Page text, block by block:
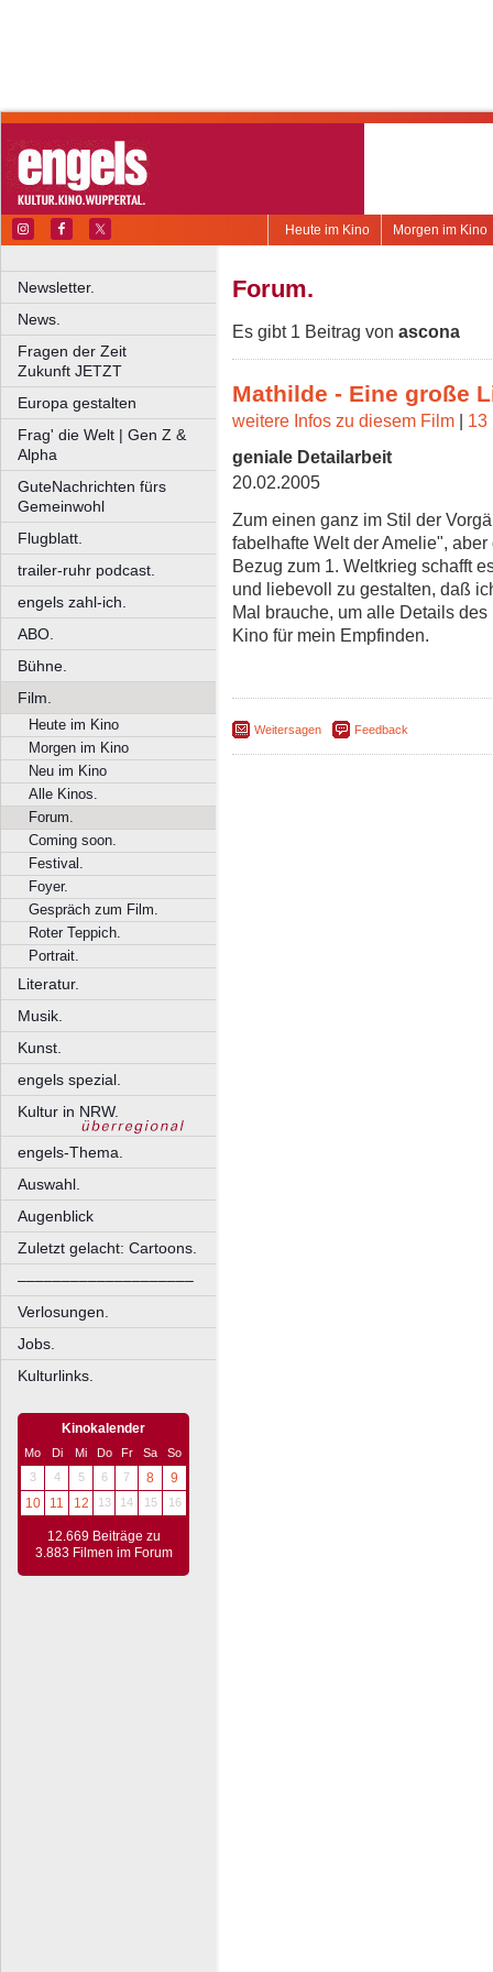
Morgen im Kino
Heute im Kino
Newsletter.
News.
Fragen der Zeit
Zukunft JETZT
Europa gestalten
Frag' die Welt | Gen Z &
Alpha
GuteNachrichten fürs
Gemeinwohl
Flugblatt.
trailer-ruhr podcast.
engels zahl-ich.
ABO.
Bühne.
Film.
Heute im Kino
Morgen im Kino
Neu im Kino
Alle Kinos.
Forum.
Coming soon.
Festival.
Foyer.
Gespräch zum Film.
Roter Teppich.
Portrait.
Literatur.
Musik.
Kunst.
engels spezial.
Kultur in NRW.
engels-Thema.
Auswahl.
Augenblick
Zuletzt gelacht: Cartoons.
––––––––––––––––––––
Verlosungen.
Jobs.
Kulturlinks.
Kinokalender
Mo Di Mi Do Fr Sa
So
3
4 5 6 7 8
9
10
11 12 13 14 15 16
12.669 Beiträge zu
3.883 Filmen im Forum
Forum.
Es gibt 1 Beitrag von ascona
Mathilde - Eine große
weitere Infos zu diesem Film | 13
geniale Detailarbeit
20.02.2005
Zum einen ganz im Stil der
fabelhafte Welt der Amelie",
Bezug zum 1. Weltkrieg schafft
und liebevoll zu gestalten, daß
Mal brauche, um alle Details
Kino für mein Empfinden.
Weitersagen Feedback